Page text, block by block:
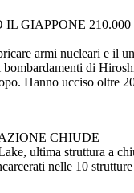
GIAPPONE 210.000
armi nucleari e il
bombardamenti di
Hanno ucciso oltre
CHIUDE
ultima struttura a
nelle 10 strutture